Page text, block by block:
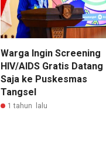
Warga Ingin Screening
HIV/AIDS Gratis Datang
Saja ke Puskesmas
Tangsel
1 tahun lalu